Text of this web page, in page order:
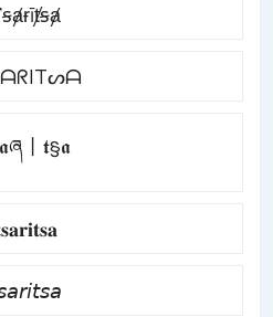
丨𝖙§𝖆